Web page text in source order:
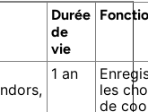
Durée
de
vie
1 an
les
de